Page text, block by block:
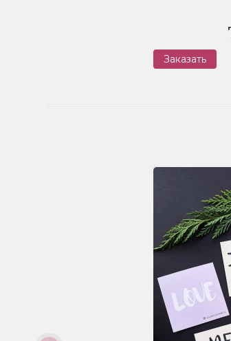
Заказать